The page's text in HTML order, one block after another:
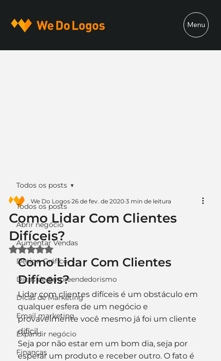
Menu
Todos os posts
Abrir negócio
Aumentar Vendas
Design Gráfico
Dicas de Empreendedorismo
Dicas de Marketing
Email marketing
Expandir negócio
Finanças
Todos os posts
Como Lidar Com Clientes
Difíceis?
We Do Logos 26 de fev. de 2020 3 min de leitura
Avaliado com NaN de 5 estrelas.
Como Lidar Com Clientes
Difíceis?
Lidar com clientes difíceis é um obstáculo em
qualquer esfera de um negócio e
provavelmente você mesmo já foi um cliente
difícil.
Seja por não estar em um bom dia, seja por
esperar um produto e receber outro. O fato é